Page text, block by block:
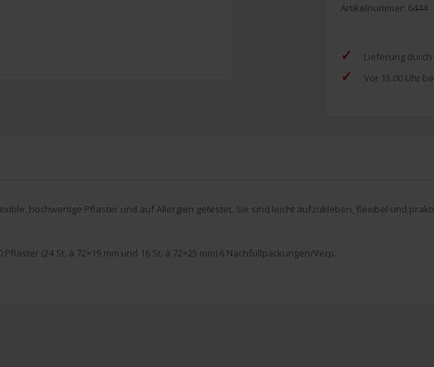
Artikelnummer: 6444
✓ Lieferung durch
✓ Vor 15.00 Uhr
hochwertige Pflaster und auf Allergien getestet. Sie sind leicht aufzukleben, flexibel und
(24 St. à 72×19 mm und 16 St. à 72×25 mm) 6 Nachfüllpackungen/Verp.